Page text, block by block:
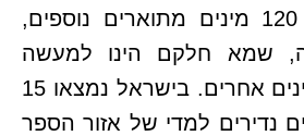
מוסכמים וכמעט 120 מינים מתוארים נוספים,
שמא חלקם הינו למעשה
שמות נרדפים למינים אחרים. בישראל נמצאו 15
נדירים למדי של אזור הספר